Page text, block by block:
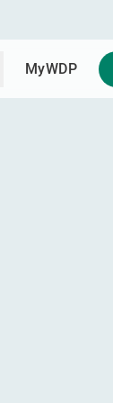
Căutare
MyWDP